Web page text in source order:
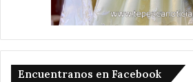
Encuentranos en Facebook